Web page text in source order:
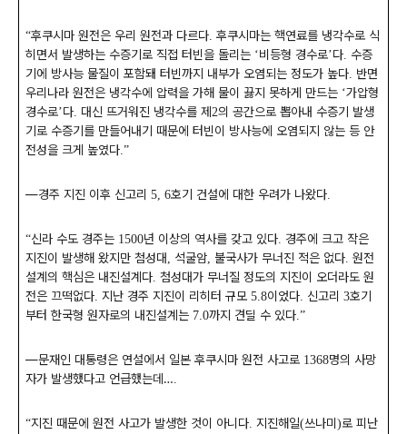
“후쿠시마 원전은 우리 원전과 다르다. 후쿠시마는 핵연료를 냉각수로 식
히면서 발생하는 수증기로 직접 터빈을 돌리는 ‘비등형 경수로’다. 수증
기에 방사능 물질이 포함돼 터빈까지 내부가 오염되는 정도가 높다. 반면
우리나라 원전은 냉각수에 압력을 가해 물이 끓지 못하게 만드는 ‘가압형
경수로’다. 대신 뜨거워진 냉각수를 제 2의 공간으로 뽑아내 수증기 발생
기로 수증기를 만들어내기 때문에 터빈이 방사능에 오염되지 않는 등 안
전성을 크게 높였다.”
―경주 지진 이후 신고리 5, 6호기 건설에 대한 우려가 나왔다.
“신라 수도 경주는 1500년 이상의 역사를 갖고 있다. 경주에 크고 작은
지진이 발생해 왔지만 첨성대 , 석굴암, 불국사가 무너진 적은 없다. 원전
설계의 핵심은 내진설계다. 첨성대가 무너질 정도의 지진이 오더라도 원
전은 끄떡없다. 지난 경주 지진이 리히터 규모 5.8이었다. 신고리 3호기
부터 한국형 원자로의 내진설계는 7.0까지 견딜 수 있다.”
―문재인 대통령은 연설에서 일본 후쿠시마 원전 사고로 1368명의 사망
자가 발생했다고 언급했는데 ….
“지진 때문에 원전 사고가 발생한 것이 아니다. 지진해일(쓰나미 )로 피난